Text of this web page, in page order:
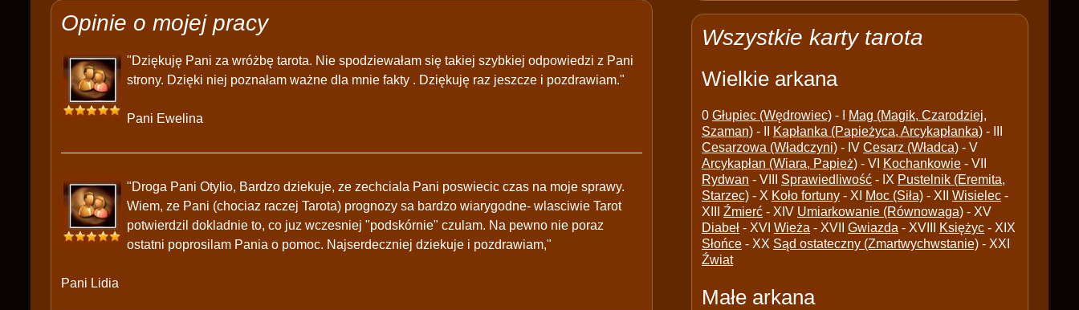
Opinie o mojej pracy
"Dziękuję Pani za wróżbę tarota. Nie spodziewałam się takiej szybkiej odpowiedzi z Pani
strony. Dzięki niej poznałam ważne dla mnie fakty . Dziękuję raz jeszcze i pozdrawiam."
Pani Ewelina
"Droga Pani Otylio, Bardzo dziekuje, ze zechciala Pani poswiecic czas na moje sprawy.
Wiem, ze Pani (chociaz raczej Tarota) prognozy sa bardzo wiarygodne- wlasciwie Tarot
potwierdzil dokladnie to, co juz wczesniej "podskórnie" czulam. Na pewno nie poraz
ostatni poprosilam Pania o pomoc. Najserdeczniej dziekuje i pozdrawiam,"
Pani Lidia
Wszystkie karty tarota
Wielkie arkana
0 Głupiec (Wędrowiec) - I
Mag (Magik, Czarodziej,
Szaman) - II Kapłanka (Papieżyca, Arcykapłanka) - III
Cesarzowa (Władczyni) - IV Cesarz (Władca) - V
Arcykapłan (Wiara, Papież) - VI Kochankowie - VII
Rydwan - VIII Sprawiedliwość - IX Pustelnik (Eremita,
Starzec) - X Koło fortuny - XI Moc (Siła) - XII Wisielec -
XIII Źmierć - XIV Umiarkowanie (Równowaga) - XV
Diabeł - XVI Wieża - XVII Gwiazda - XVIII Księżyc - XIX
Słońce - XX Sąd ostateczny (Zmartwychwstanie) - XXI
Źwiat
Małe arkana